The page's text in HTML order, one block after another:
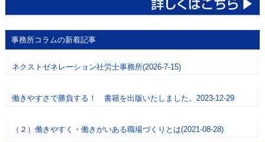
事務所コラムの新着記事
ネクストゼネレーション社労士事務所(2026-7-15)
働きやすさで勝負する！ 書籍を出版いたしました。2023-12-29
（２）働きやすく・働きがいある職場づくりとは(2021-08-28)